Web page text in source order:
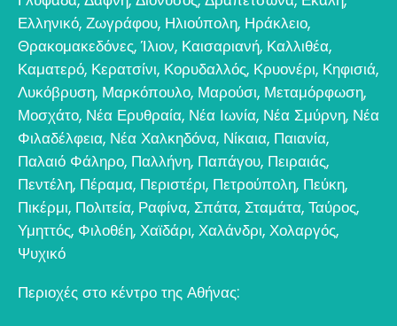
Ελληνικό, Ζωγράφου, Ηλιούπολη, Ηράκλειο,
Θρακομακεδόνες,Ίλιον, Καισαριανή, Καλλιθέα,
Καματερό, Κερατσίνι, Κορυδαλλός, Κρυονέρι, Κηφισιά,
Λυκόβρυση, Μαρκόπουλο, Μαρούσι, Μεταμόρφωση,
Μοσχάτο, Νέα Ερυθραία, Νέα Ιωνία, Νέα Σμύρνη, Νέα
Φιλαδέλφεια, Νέα Χαλκηδόνα, Νίκαια, Παιανία,
Παλαιό Φάληρο, Παλλήνη, Παπάγου, Πειραιάς,
Πεντέλη, Πέραμα, Περιστέρι, Πετρούπολη, Πεύκη,
Πικέρμι, Πολιτεία, Ραφίνα, Σπάτα, Σταμάτα, Ταύρος,
Υμηττός, Φιλοθέη, Χαϊδάρι, Χαλάνδρι, Χολαργός,
Ψυχικό
Περιοχές στο κέντρο της Αθήνας: